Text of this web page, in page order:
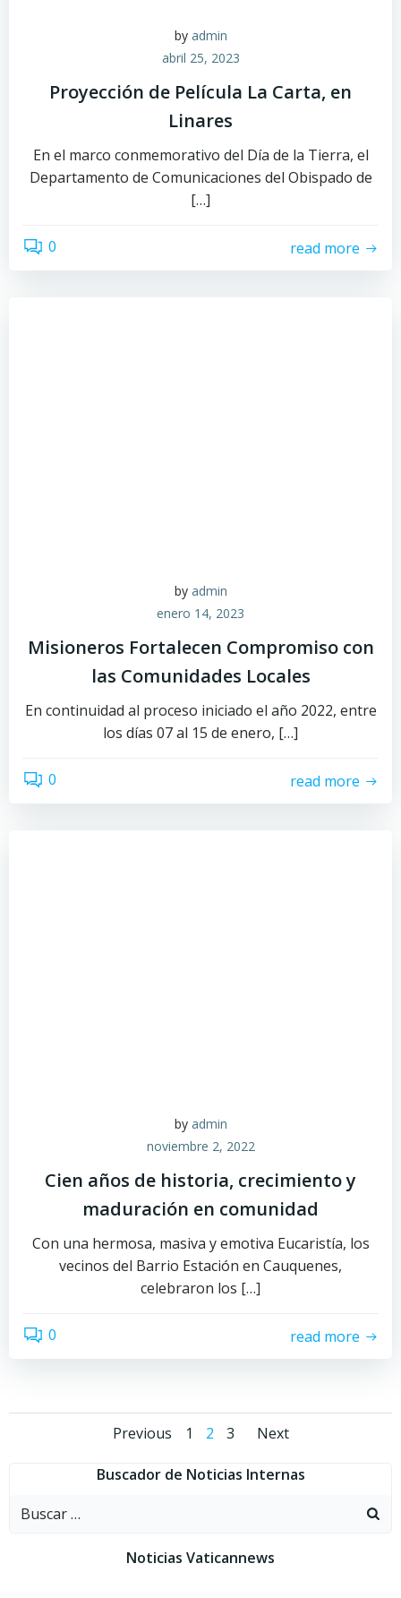
by admin
abril 25, 2023
Proyección de Película La Carta, en
Linares
En el marco conmemorativo del Día de la Tierra, el
Departamento de Comunicaciones del Obispado de
[…]
0 read more
by admin
enero 14, 2023
Misioneros Fortalecen Compromiso con
las Comunidades Locales
En continuidad al proceso iniciado el año 2022, entre
los días 07 al 15 de enero, […]
0 read more
by admin
noviembre 2, 2022
Cien años de historia, crecimiento y
maduración en comunidad
Con una hermosa, masiva y emotiva Eucaristía, los
vecinos del Barrio Estación en Cauquenes,
celebraron los […]
0 read more
Navegación
por
entradas
Previous
Navegación
por
entradas
Página
1 Página
2 Página
3
por
Next
Buscador de Noticias Internas
Buscar:
Noticias Vaticannews